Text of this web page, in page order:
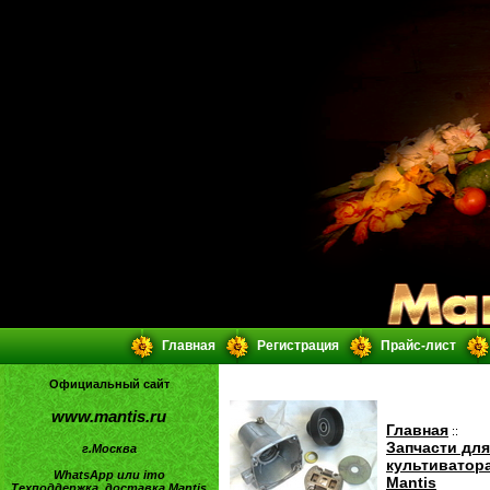
Главная Регистрация Прайс-лист
Официальный сайт
www.mantis.ru
г.Москва
WhatsApp или imo
Главная ::
Запчасти для
Mantis